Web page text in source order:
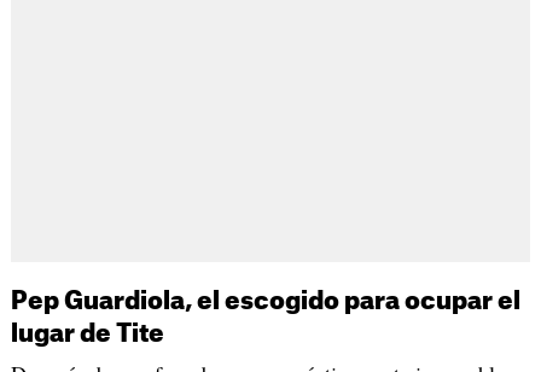
Pep Guardiola, el escogido para ocupar el
lugar de Tite